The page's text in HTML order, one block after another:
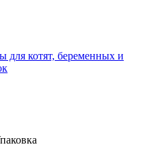
котят, беременных и